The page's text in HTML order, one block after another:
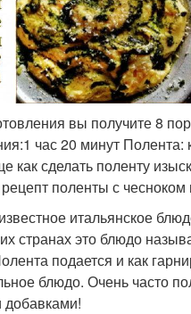
вы получите 8
час 20 минут Полента:
как сделать поленту
поленты с чесноком
итальянское
странах это блюдо
подается и как
блюдо. Очень часто